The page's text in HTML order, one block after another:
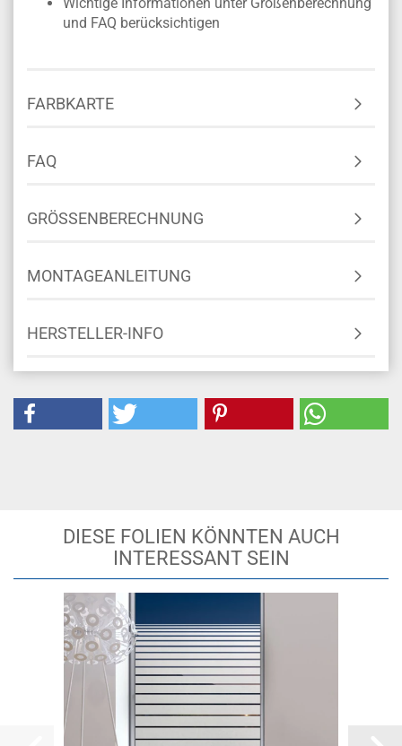
und FAQ berücksichtigen
FARBKARTE
FAQ
GRÖSSENBERECHNUNG
MONTAGEANLEITUNG
HERSTELLER-INFO
DIESE FOLIEN KÖNNTEN AUCH
INTERESSANT SEIN